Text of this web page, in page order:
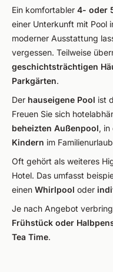
Ein komfortabler 4- oder
einer Unterkunft mit Pool
moderner Ausstattung
vergessen. Teilweise
geschichtsträchtigen
Parkgärten.
Der hauseigene Pool ist
Freuen Sie sich
beheizten Außenpool,
Kindern im
Oft gehört als weiteres
Hotel. Das umfasst
einen Whirlpool oder
Je nach Angebot
Frühstück oder
Tea Time.